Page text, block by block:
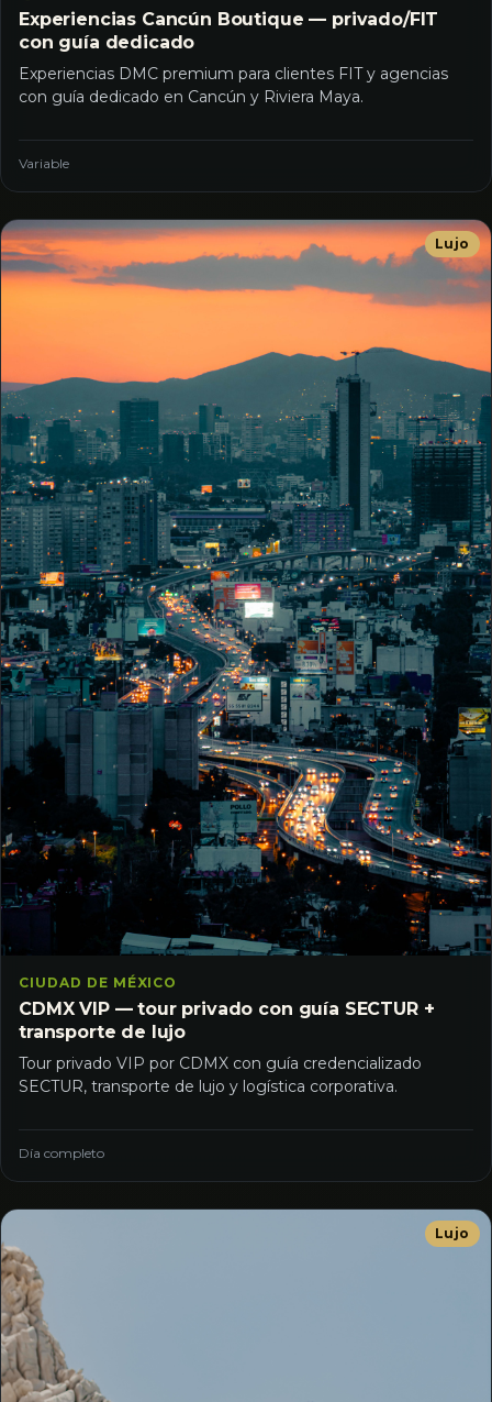
Experiencias Cancún Boutique — privado/FIT
con guía dedicado
Experiencias DMC premium para clientes FIT y agencias
con guía dedicado en Cancún y Riviera Maya.
Variable
Lujo
CIUDAD DE MÉXICO
CDMX VIP — tour privado con guía SECTUR +
transporte de lujo
Tour privado VIP por CDMX con guía credencializado
SECTUR, transporte de lujo y logística corporativa.
Día completo
Lujo